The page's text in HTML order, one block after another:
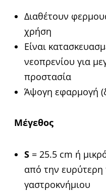
Διαθέτουν
χρήση
Είναι
νεοπρενίου για
προστασία
Άψογη εφαρμογή
Μέγεθος
S = 25.5 cm ή
από την ευρύτερη
γαστροκνήμιου